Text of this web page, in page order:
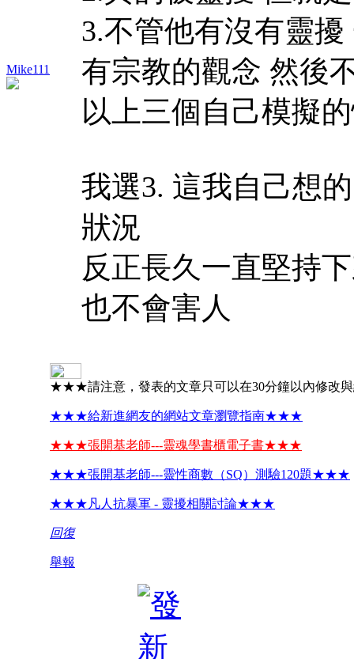
Mike111
3.不管他有沒有靈
有宗教的觀念 然後
以上三個自己模擬
我選3. 這我自己想
狀況
反正長久一直堅持
也不會害人
★★★請注意，發表的文章只可以在30分鐘以內修
★★★給新進網友的網站文章瀏覽指南★★★
★★★張開基老師---靈魂學書櫃電子書★★★
★★★張開基老師---靈性商數（SQ）測驗120題★★★
★★★凡人抗暴軍 - 靈擾相關討論★★★
回復
舉報